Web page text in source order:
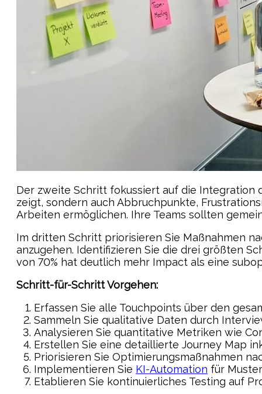
Der zweite Schritt fokussiert auf die Integration
zeigt, sondern auch Abbruchpunkte,
Arbeiten ermöglichen. Ihre Teams sollten
Im dritten Schritt priorisieren Sie Maßnahmen
anzugehen. Identifizieren Sie die drei größten
von 70% hat deutlich mehr Impact als eine
Schritt-für-Schritt Vorgehen:
Erfassen Sie alle Touchpoints über den
Sammeln Sie qualitative Daten durch
Analysieren Sie quantitative Metriken wie
Erstellen Sie eine detaillierte Journey Map
Priorisieren Sie Optimierungsmaßnahmen
Implementieren Sie KI-Automation für
Etablieren Sie kontinuierliches Testing auf